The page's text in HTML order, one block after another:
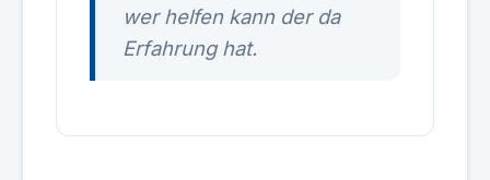
wer helfen kann der da
Erfahrung hat.